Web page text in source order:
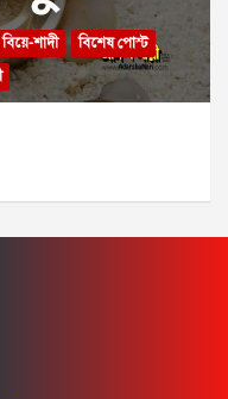
বিয়ে-শাদী
বিশেষ পোস্ট